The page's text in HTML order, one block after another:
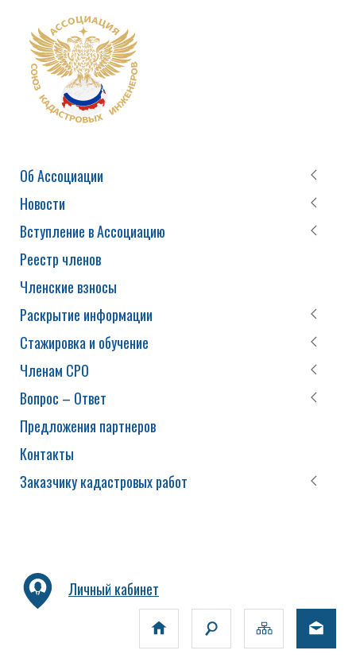
Об Ассоциации
Новости
Вступление в Ассоциацию
Реестр членов
Членские взносы
Раскрытие информации
Стажировка и обучение
Членам СРО
Вопрос – Ответ
Предложения партнеров
Контакты
Заказчику кадастровых работ
Личный кабинет